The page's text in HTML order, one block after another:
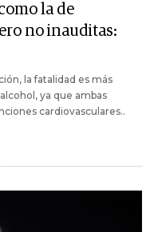
la de
no inauditas:
la fatalidad es más
ya que ambas
cardiovasculares..